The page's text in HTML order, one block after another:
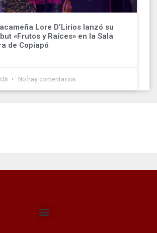
Lore D’Lirios lanzó su
«Frutos y Raíces» en la Sala
de Copiapó
No hay comentarios